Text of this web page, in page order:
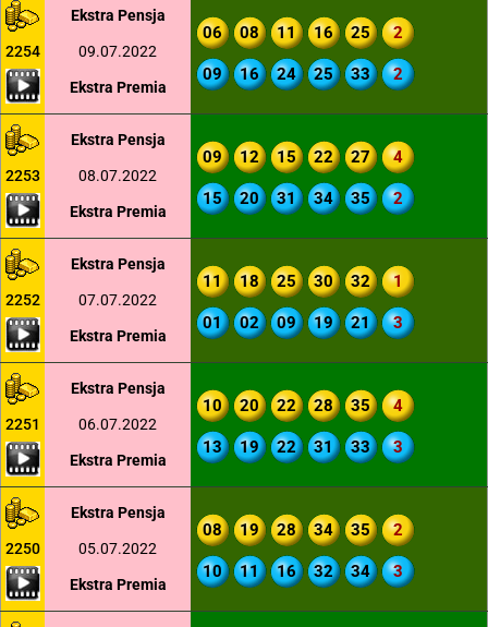
2254
Ekstra Pensja
09.07.2022
Ekstra Premia
06 08 11 16 25 2
09 16 24 25 33 2
2253
Ekstra Pensja
08.07.2022
Ekstra Premia
09 12 15 22 27 4
15 20 31 34 35 2
2252
Ekstra Pensja
07.07.2022
Ekstra Premia
11 18 25 30 32 1
01 02 09 19 21 3
2251
Ekstra Pensja
06.07.2022
Ekstra Premia
10 20 22 28 35 4
13 19 22 31 33 3
2250
Ekstra Pensja
05.07.2022
Ekstra Premia
08 19 28 34 35 2
10 11 16 32 34 3